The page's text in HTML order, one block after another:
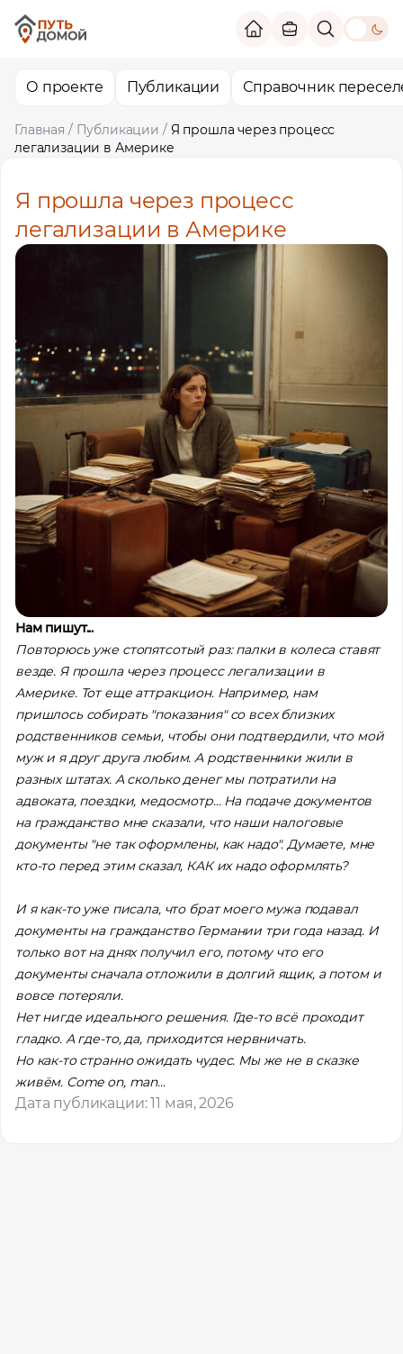
theme
О проекте Публикации Справочник
Главная / Публикации / Я прошла через процесс
легализации в Америке
Я прошла через процесс
легализации в Америке
Нам пишут...
Повторюсь уже стопятсотый раз: палки в колеса ставят
везде. Я прошла через процесс легализации в
Америке. Тот еще аттракцион. Например, нам
пришлось собирать "показания" со всех близких
родственников семьи, чтобы они подтвердили, что мой
муж и я друг друга любим. А родственники жили в
разных штатах. А сколько денег мы потратили на
адвоката, поездки, медосмотр... На подаче документов
на гражданство мне сказали, что наши налоговые
документы "не так оформлены, как надо". Думаете, мне
кто-то перед этим сказал, КАК их надо оформлять?
И я как-то уже писала, что брат моего мужа подавал
документы на гражданство Германии три года назад. И
только вот на днях получил его, потому что его
документы сначала отложили в долгий ящик, а потом и
вовсе потеряли.
Нет нигде идеального решения. Где-то всё проходит
гладко. А где-то, да, приходится нервничать.
Но как-то странно ожидать чудес. Мы же не в сказке
живём. Come on, man...
Дата публикации: 11 мая, 2026